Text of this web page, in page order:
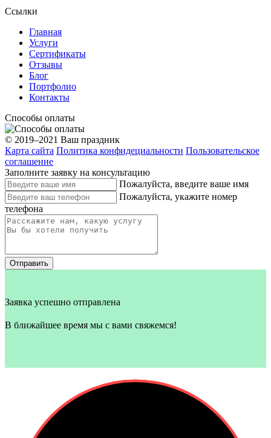
Ссылки
Главная
Услуги
Сертификаты
Отзывы
Блог
Портфолио
Контакты
Способы оплаты
© 2019–2021 Ваш праздник
Карта сайта Политика конфидециальности Пользовательское
соглашение
Заполните заявку на консультацию
Пожалуйста, введите ваше имя
Пожалуйста, укажите номер
телефона
Отправить
Заявка успешно отправлена
В ближайшее время мы с вами свяжемся!